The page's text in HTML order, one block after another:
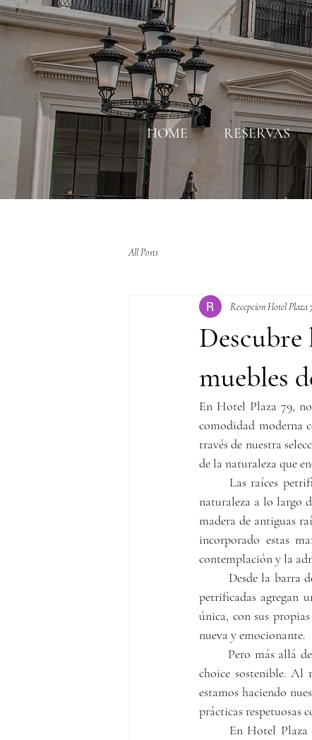
HOME RESERVAS
All Posts
muebles
Recepcion Hotel Plaza
En Hotel Plaza 79,
comodidad moderna
través de nuestra
de la naturaleza que
Las raíces
naturaleza a lo largo
madera de antiguas
incorporado estas
contemplación y la
Desde la barra
petrificadas agregan
única, con sus
nueva y emocionante.
Pero más allá
choice sostenible. Al
estamos haciendo
prácticas respetuosas
En Hotel Plaza